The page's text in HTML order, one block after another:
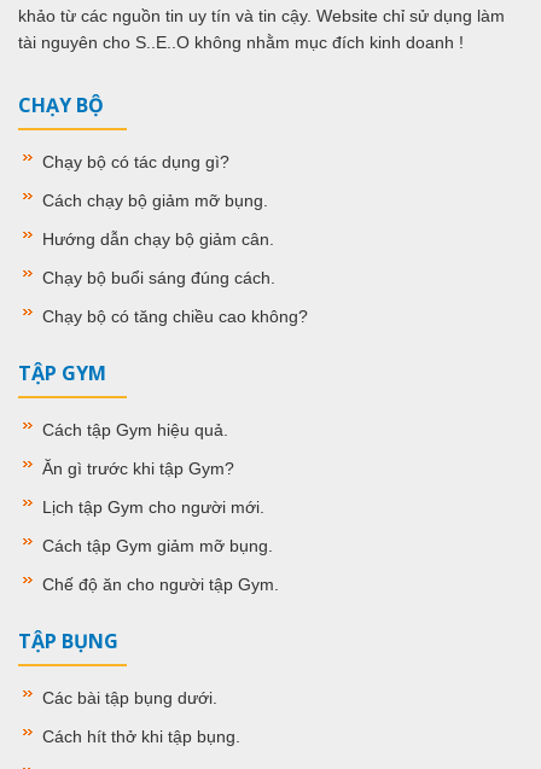
khảo từ các nguồn tin uy tín và tin cậy. Website chỉ sử dụng làm
tài nguyên cho S..E..O không nhằm mục đích kinh doanh !
CHẠY BỘ
Chạy bộ có tác dụng gì?
Cách chạy bộ giảm mỡ bụng
Hướng dẫn chạy bộ giảm cân
Chạy bộ buổi sáng đúng cách
Chạy bộ có tăng chiều cao không?
TẬP GYM
Cách tập Gym hiệu quả
Ăn gì trước khi tập Gym?
Lịch tập Gym cho người mới
Cách tập Gym giảm mỡ bụng
Chế độ ăn cho người tập Gym
TẬP BỤNG
Các bài tập bụng dưới.
Cách hít thở khi tập bụng